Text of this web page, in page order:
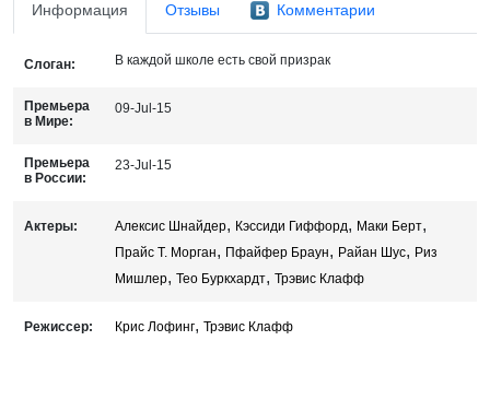
Информация Отзывы Комментарии
Слоган: В каждой школе есть свой призрак
Премьера
в Мире:
09-Jul-15
Премьера
в России:
23-Jul-15
Актеры: Алексис Шнайдер, Кэссиди Гиффорд, Маки Берт,
Прайс Т. Морган, Пфайфер Браун, Райан Шус, Риз
Мишлер, Тео Буркхардт, Трэвис Клафф
Режиссер: Крис Лофинг, Трэвис Клафф